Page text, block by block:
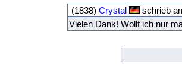
(1838) Crystal
schrieb
Vielen Dank! Wollt ich nur